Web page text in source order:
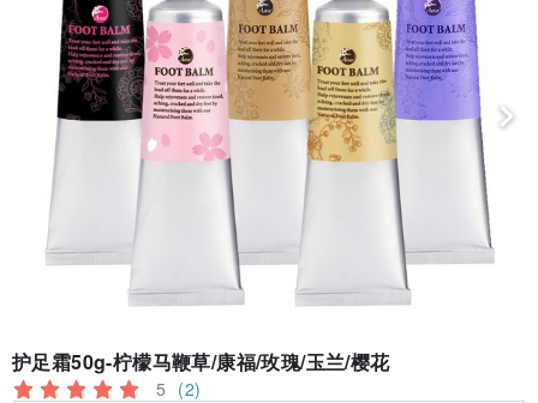
护足霜50g-柠檬马鞭草/康福/玫瑰/玉兰/樱花
5 (2)